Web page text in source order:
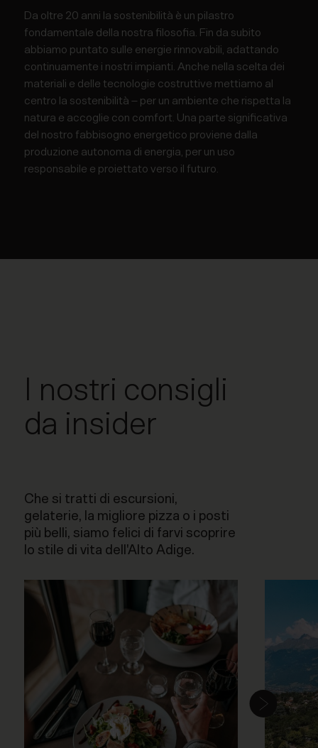
Da oltre 20 anni la sostenibilità è un pilastro
fondamentale della nostra filosofia. Fin da subito
abbiamo puntato sulle energie rinnovabili, adattando
continuamente i nostri impianti. Anche nella scelta dei
materiali e delle tecnologie costruttive mettiamo al
centro la sostenibilità – per un ambiente che rispetta la
natura e accoglie con comfort. Una parte significativa
del nostro fabbisogno energetico proviene dalla
produzione autonoma di energia, per un uso
responsabile e proiettato verso il futuro.
I nostri consigli
da insider
Che si tratti di escursioni,
gelaterie, la migliore pizza o i posti
più belli, siamo felici di farvi scoprire
lo stile di vita dell'Alto Adige.